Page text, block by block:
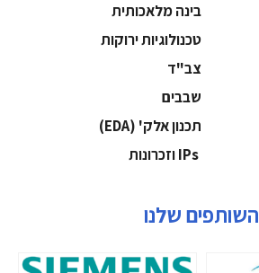
בינה מלאכותית
‫טכנולוגיות ירוקות‬
‫צב"ד‬
‫שבבים‬
‫תכנון אלק' (‪(EDA‬‬
השותפים שלנו